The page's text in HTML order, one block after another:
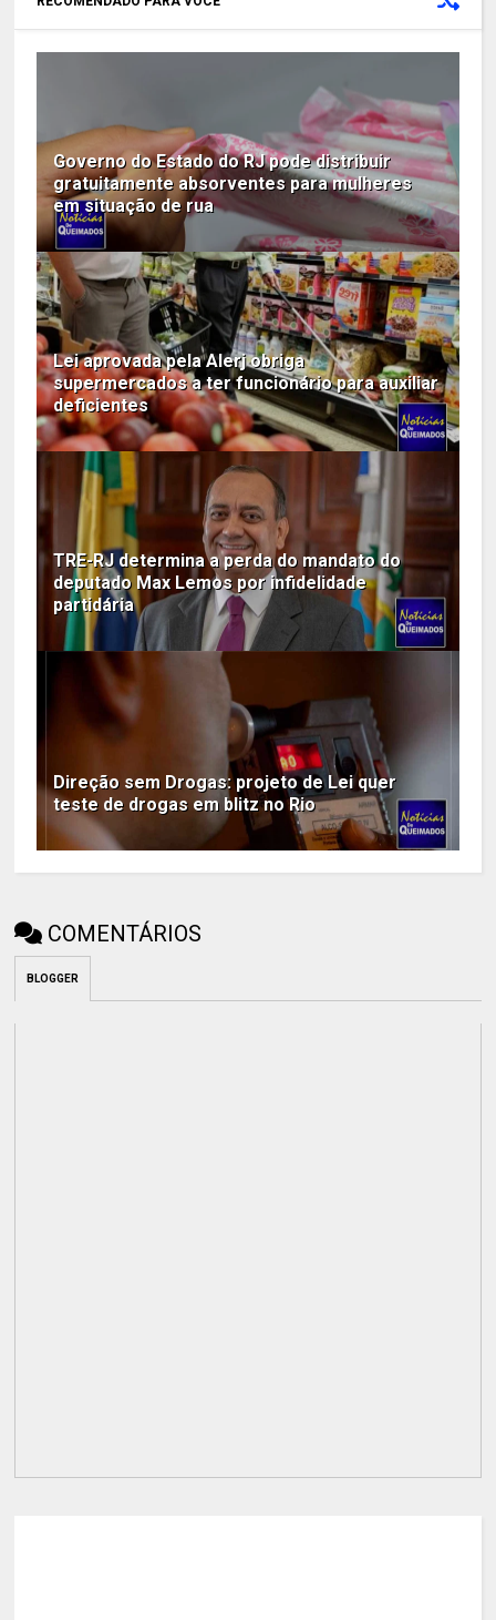
Governo do Estado do RJ pode distribuir
gratuitamente absorventes para mulheres
em situação de rua
Lei aprovada pela Alerj obriga
supermercados a ter funcionário para auxiliar
deficientes
TRE-RJ determina a perda do mandato do
deputado Max Lemos por infidelidade
partidária
Direção sem Drogas: projeto de Lei quer
teste de drogas em blitz no Rio
COMENTÁRIOS
BLOGGER